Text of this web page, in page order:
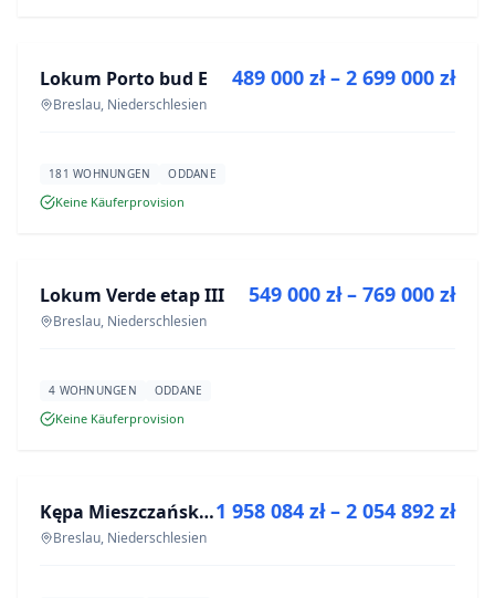
NEUBAU
Lokum Porto bud E
Breslau, Niederschlesien
489 000 zł – 2 699 000 zł
181 WOHNUNGEN ODDANE
Keine Käuferprovision
NEUBAU
Lokum Verde etap III
Breslau, Niederschlesien
549 000 zł – 769 000 zł
4 WOHNUNGEN ODDANE
Keine Käuferprovision
NEUBAU Kępa Mieszczańska - lokale użytkowe
Breslau, Niederschlesien
1 958 084 zł – 2 054 892 zł